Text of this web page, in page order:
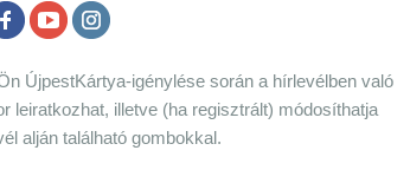
ÚjpestKártya-igénylése során a hírlevélben való
leiratkozhat, illetve (ha regisztrált) módosíthatja
alján található gombokkal.